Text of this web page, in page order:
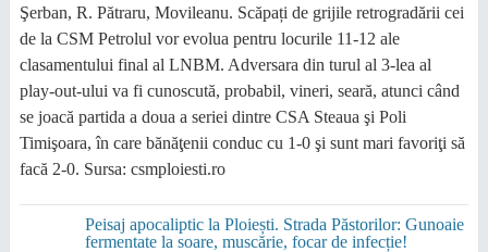
Şerban, R. Pătraru, Movileanu. Scăpați de grijile retrogradării cei
de la CSM Petrolul vor evolua pentru locurile 11-12 ale
clasamentului final al LNBM. Adversara din turul al 3-lea al
play-out-ului va fi cunoscută, probabil, vineri, seară, atunci când
se joacă partida a doua a seriei dintre CSA Steaua şi Poli
Timişoara, în care bănăţenii conduc cu 1-0 şi sunt mari favoriţi să
facă 2-0. Sursa: csmploiesti.ro
Peisaj apocaliptic la Ploiești. Strada Păstorilor: Gunoaie
fermentate la soare, muscărie, focar de infecție!